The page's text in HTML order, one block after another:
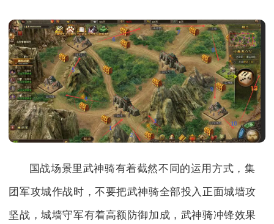
国战场景里武神骑有着截然不同的运用方式，集
团军攻城作战时，不要把武神骑全部投入正面城墙攻
坚战，城墙守军有着高额防御加成，武神骑冲锋效果